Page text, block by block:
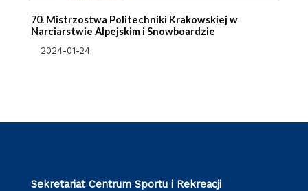
70. Mistrzostwa Politechniki Krakowskiej w
Narciarstwie Alpejskim i Snowboardzie
2024-01-24
Sekretariat Centrum Sportu i Rekreacji